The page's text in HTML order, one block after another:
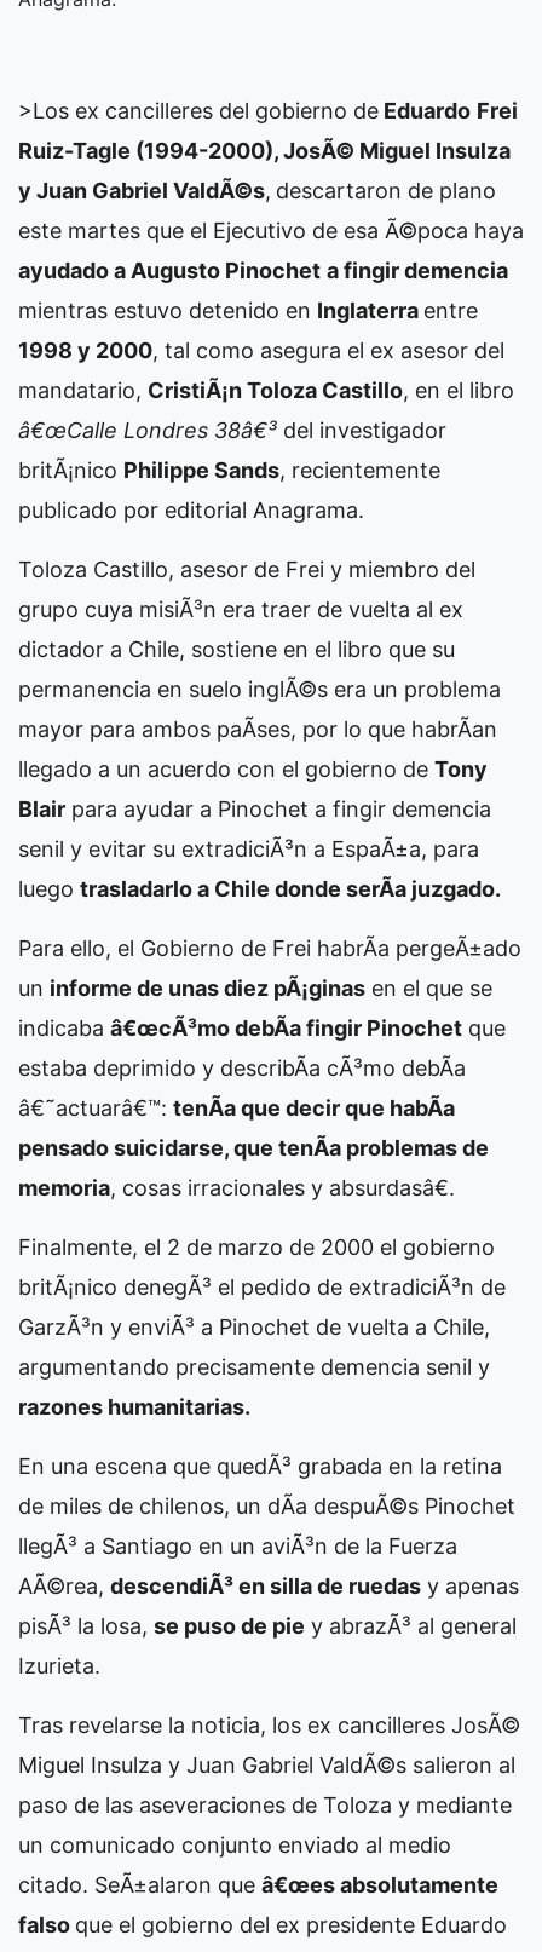
>Los ex cancilleres del gobierno de Eduardo Frei
Ruiz-Tagle (1994-2000), JosÃ© Miguel Insulza
y Juan Gabriel ValdÃ©s, descartaron de plano
este martes que el Ejecutivo de esa Ã©poca haya
ayudado a Augusto Pinochet a fingir demencia
mientras estuvo detenido en Inglaterra entre
1998 y 2000, tal como asegura el ex asesor del
mandatario, CristiÃ¡n Toloza Castillo, en el libro
â€œCalle Londres 38â€³ del investigador
britÃ¡nico Philippe Sands, recientemente
publicado por editorial Anagrama.
Toloza Castillo, asesor de Frei y miembro del
grupo cuya misiÃ³n era traer de vuelta al ex
dictador a Chile, sostiene en el libro que su
permanencia en suelo inglÃ©s era un problema
mayor para ambos paÃ­ses, por lo que habrÃ­an
llegado a un acuerdo con el gobierno de Tony
Blair para ayudar a Pinochet a fingir demencia
senil y evitar su extradiciÃ³n a EspaÃ±a, para
luego trasladarlo a Chile donde serÃ­a juzgado.
Para ello, el Gobierno de Frei habrÃ­a pergeÃ±ado
un informe de unas diez pÃ¡ginas en el que se
indicaba â€œcÃ³mo debÃ­a fingir Pinochet que
estaba deprimido y describÃ­a cÃ³mo debÃ­a
â€˜actuarâ€™: tenÃ­a que decir que habÃ­a
pensado suicidarse, que tenÃ­a problemas de
memoria, cosas irracionales y absurdasâ€.
Finalmente, el 2 de marzo de 2000 el gobierno
britÃ¡nico denegÃ³ el pedido de extradiciÃ³n de
GarzÃ³n y enviÃ³ a Pinochet de vuelta a Chile,
argumentando precisamente demencia senil y
razones humanitarias.
En una escena que quedÃ³ grabada en la retina
de miles de chilenos, un dÃ­a despuÃ©s Pinochet
llegÃ³ a Santiago en un aviÃ³n de la Fuerza
AÃ©rea, descendiÃ³ en silla de ruedas y apenas
pisÃ³ la losa, se puso de pie y abrazÃ³ al general
Izurieta.
Tras revelarse la noticia, los ex cancilleres JosÃ©
Miguel Insulza y Juan Gabriel ValdÃ©s salieron al
paso de las aseveraciones de Toloza y mediante
un comunicado conjunto enviado al medio
citado. SeÃ±alaron que â€œes absolutamente
falso que el gobierno del ex presidente Eduardo